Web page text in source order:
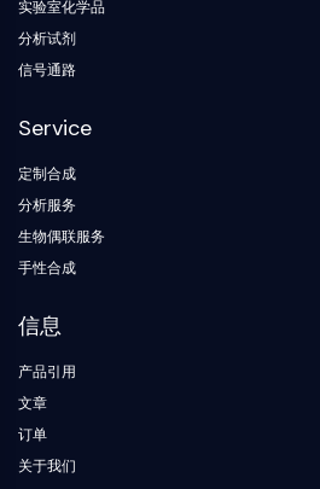
蛋白降解靶向嵌合体
蛋白降解靶向嵌合体
ATTECs
AUTACs
AUTOTACs
SNIPERs
分子胶
PROTAC靶蛋白配体
E3连接酶配体
E3连接酶配体-连接子共轭物
PROTAC连接子
实验室化学品
分析试剂
信号通路
Service
定制合成
分析服务
生物偶联服务
手性合成
信息
产品引用
文章
订单
关于我们